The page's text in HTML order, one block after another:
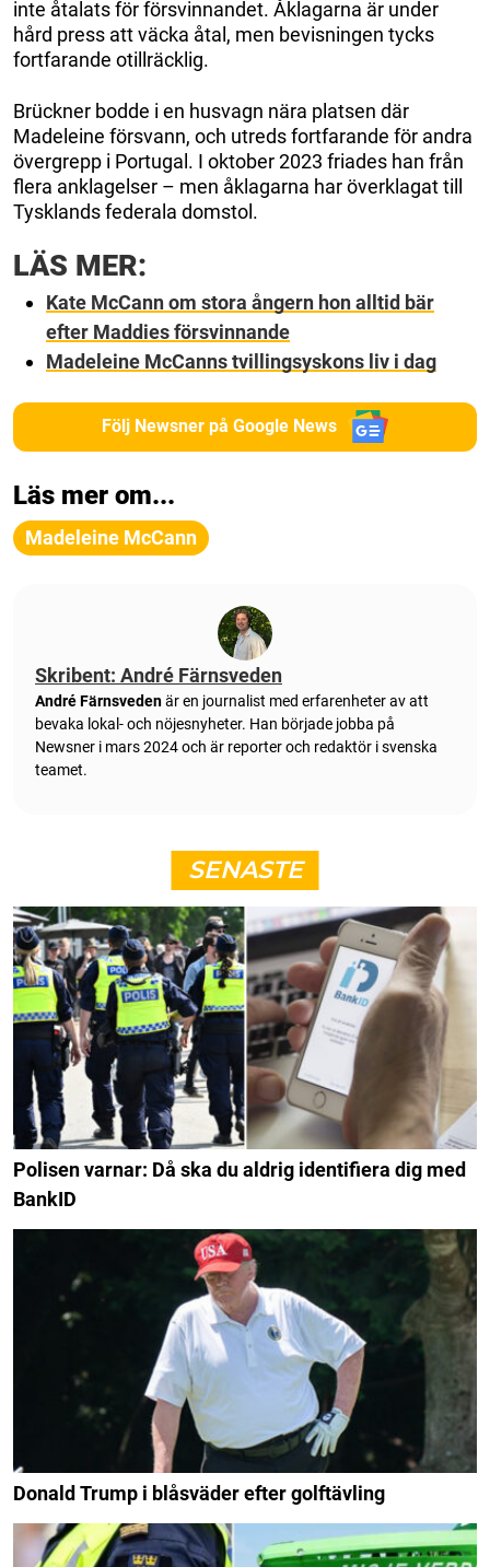
inte åtalats för försvinnandet. Åklagarna är under
hård press att väcka åtal, men bevisningen tycks
fortfarande otillräcklig.
Brückner bodde i en husvagn nära platsen där
Madeleine försvann, och utreds fortfarande för andra
övergrepp i Portugal. I oktober 2023 friades han från
flera anklagelser – men åklagarna har överklagat till
Tysklands federala domstol.
LÄS MER:
Kate McCann om stora ångern hon alltid bär
efter Maddies försvinnande
Madeleine McCanns tvillingsyskons liv i dag
Följ Newsner på Google News
Läs mer om...
Madeleine McCann
Skribent: André Färnsveden
André Färnsvedenär en journalist med erfarenheter av att
bevaka lokal- och nöjesnyheter. Han började jobba på
Newsner i mars 2024 och är reporter och redaktör i svenska
teamet.
SENASTE
Polisen varnar: Då ska du aldrig identifiera dig med
BankID
Donald Trump i blåsväder efter golftävling